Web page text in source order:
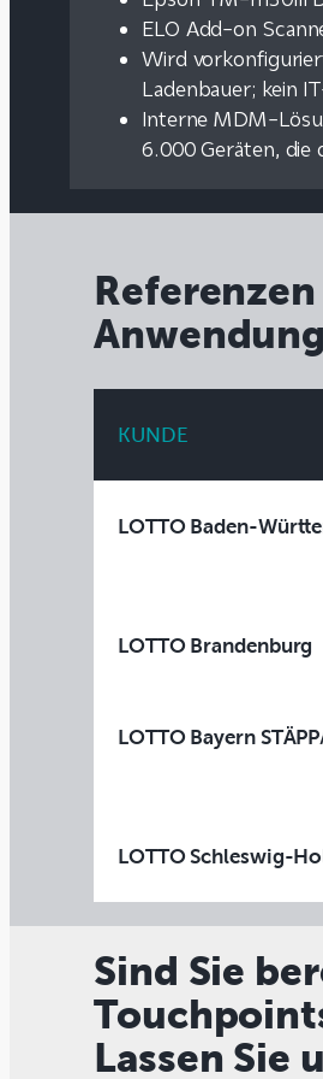
ELO Add-on
Wird
Ladenbauer; kein
Interne MDM-
6.000 Geräten, die
KUNDE
LOTTO Baden-
LOTTO Brandenburg
LOTTO Bayern
LOTTO Schleswig-
Sind Sie
Lassen Sie